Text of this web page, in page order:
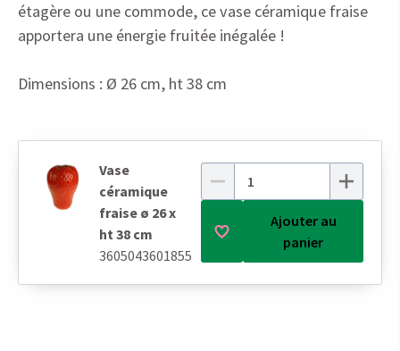
étagère ou une commode, ce vase céramique fraise
apportera une énergie fruitée inégalée !
Dimensions : Ø 26 cm, ht 38 cm
Vase
céramique
fraise ø 26 x
ht 38 cm
3605043601855
Ajouter au
panier